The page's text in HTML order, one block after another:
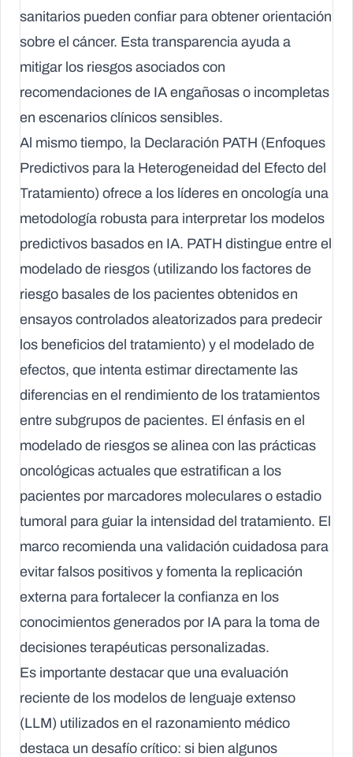
sanitarios pueden confiar para obtener orientación
sobre el cáncer. Esta transparencia ayuda a
mitigar los riesgos asociados con
recomendaciones de IA engañosas o incompletas
en escenarios clínicos sensibles.
Al mismo tiempo, la Declaración PATH (Enfoques
Predictivos para la Heterogeneidad del Efecto del
Tratamiento) ofrece a los líderes en oncología una
metodología robusta para interpretar los modelos
predictivos basados en IA. PATH distingue entre el
modelado de riesgos (utilizando los factores de
riesgo basales de los pacientes obtenidos en
ensayos controlados aleatorizados para predecir
los beneficios del tratamiento) y el modelado de
efectos, que intenta estimar directamente las
diferencias en el rendimiento de los tratamientos
entre subgrupos de pacientes. El énfasis en el
modelado de riesgos se alinea con las prácticas
oncológicas actuales que estratifican a los
pacientes por marcadores moleculares o estadio
tumoral para guiar la intensidad del tratamiento. El
marco recomienda una validación cuidadosa para
evitar falsos positivos y fomenta la replicación
externa para fortalecer la confianza en los
conocimientos generados por IA para la toma de
decisiones terapéuticas personalizadas.
Es importante destacar que una evaluación
reciente de los modelos de lenguaje extenso
(LLM) utilizados en el razonamiento médico
destaca un desafío crítico: si bien algunos